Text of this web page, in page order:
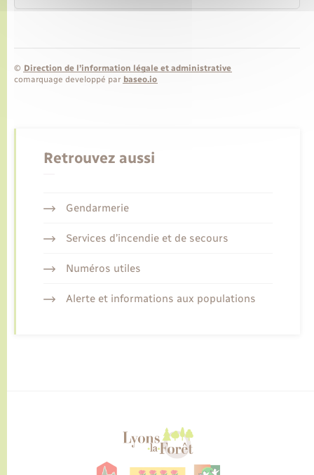
© Direction de l’information légale et administrative
comarquage developpé par baseo.io
Retrouvez aussi
Gendarmerie
Services d’incendie et de secours
Numéros utiles
Alerte et informations aux populations